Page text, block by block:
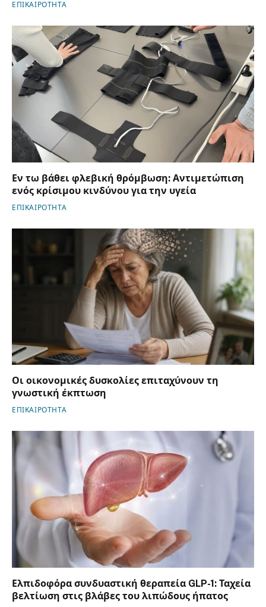
ΕΠΙΚΑΙΡΟΤΗΤΑ
Εν τω βάθει φλεβική θρόμβωση: Αντιμετώπιση
ενός κρίσιμου κινδύνου για την υγεία
ΕΠΙΚΑΙΡΟΤΗΤΑ
Οι οικονομικές δυσκολίες επιταχύνουν τη
γνωστική έκπτωση
ΕΠΙΚΑΙΡΟΤΗΤΑ
Ελπιδοφόρα συνδυαστική θεραπεία GLP-1: Ταχεία
βελτίωση στις βλάβες του λιπώδους ήπατος